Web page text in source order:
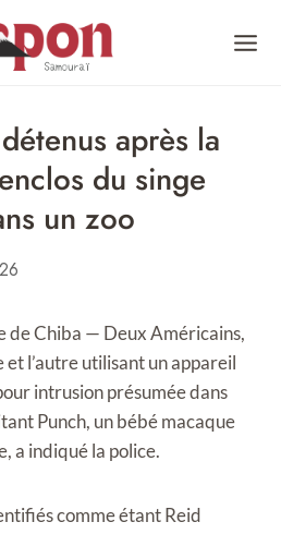
après la
du singe
un zoo
Chiba — Deux Américains,
et l’autre utilisant un appareil
intrusion présumée dans
Punch, un bébé macaque
a indiqué la police.
comme étant Reid